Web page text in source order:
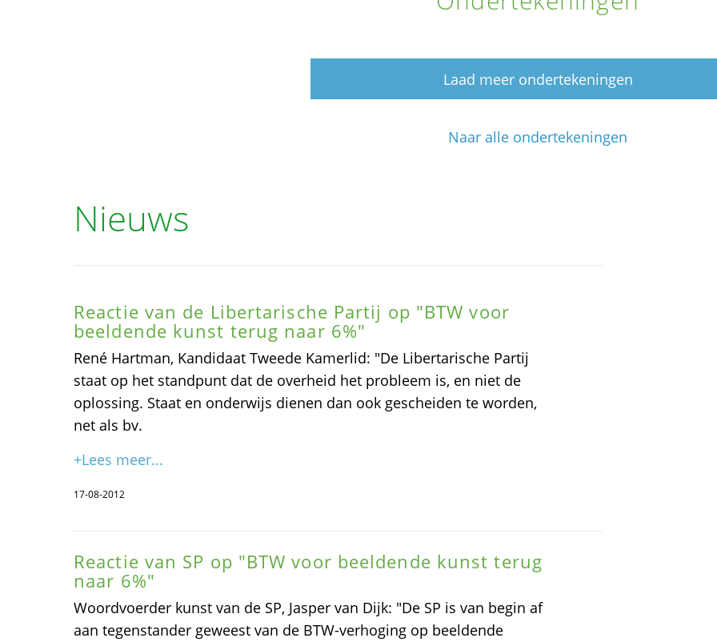
Laad meer ondertekeningen
Naar alle ondertekeningen
Nieuws
Reactie van de Libertarische Partij op "BTW voor
beeldende kunst terug naar 6%"
René Hartman, Kandidaat Tweede Kamerlid: "De Libertarische Partij
staat op het standpunt dat de overheid het probleem is, en niet de
oplossing. Staat en onderwijs dienen dan ook gescheiden te worden,
net als bv.
+Lees meer...
17-08-2012
Reactie van SP op "BTW voor beeldende kunst terug
naar 6%"
Woordvoerder kunst van de SP, Jasper van Dijk: "De SP is van begin af
aan tegenstander geweest van de BTW-verhoging op beeldende